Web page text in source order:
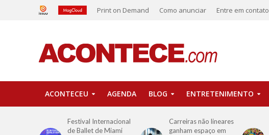
Print on Demand Como anunciar Entre em contato
ACONTECEU AGENDA BLOG ENTRETENIMENTO
Festival Internacional
de Ballet de Miami
Carreiras não lineares
ganham espaço em